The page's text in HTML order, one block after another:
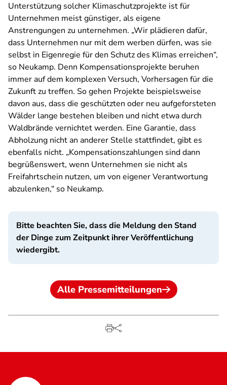
Unterstützung solcher Klimaschutzprojekte ist für
Unternehmen meist günstiger, als eigene
Anstrengungen zu unternehmen. „Wir plädieren dafür,
dass Unternehmen nur mit dem werben dürfen, was sie
selbst in Eigenregie für den Schutz des Klimas erreichen“,
so Neukamp. Denn Kompensationsprojekte beruhen
immer auf dem komplexen Versuch, Vorhersagen für die
Zukunft zu treffen. So gehen Projekte beispielsweise
davon aus, dass die geschützten oder neu aufgeforsteten
Wälder lange bestehen bleiben und nicht etwa durch
Waldbrände vernichtet werden. Eine Garantie, dass
Abholzung nicht an anderer Stelle stattfindet, gibt es
ebenfalls nicht. „Kompensationszahlungen sind dann
begrüßenswert, wenn Unternehmen sie nicht als
Freifahrtschein nutzen, um von eigener Verantwortung
abzulenken,“ so Neukamp.
Bitte beachten Sie, dass die Meldung den Stand
der Dinge zum Zeitpunkt ihrer Veröffentlichung
wiedergibt.
Alle Pressemitteilungen